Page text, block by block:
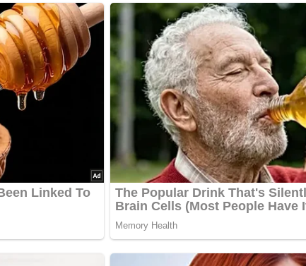
(Suppengrün) in 1 1/2 Liter Salzwasser 1 1/2 Stunde
in Würfel schneiden.
zusammen mit den Glasnudeln zur Suppe geben und
zufügen und auch diese ganz kurz garen.
abschmecken, mit gehacktem Schnittlauch